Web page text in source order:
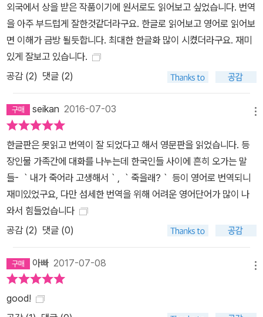
외국에서 상을 받은 작품이기에 원서로도 읽어보고 싶었습니다. 번역
을 아주 부드럽게 잘한것같더라구요. 한글로 읽어보고 영어로 읽어보
면 이해가 금방 될듯합니다. 최대한 한글화 많이 시켰더라구요. 재미
있게 잘보고 있습니다.
공감 (2) 댓글 (2)
seikan 2016-07-03
한글판은 못읽고 번역이 잘 되었다고 해서 영문판을 읽었습니다. 등
장인물 가족간에 대화를 나누는데 한국인들 사이에 흔히 오가는 말
들- ｀내가 죽어라 고생해서｀, ｀죽을래?｀ 등이 영어로 번역되니
재미있었구요, 다만 섬세한 번역을 위해 어려운 영어단어가 많이 나
와서 힘들었습니다
공감 (2) 댓글 (0)
아빠 2017-07-08
good!